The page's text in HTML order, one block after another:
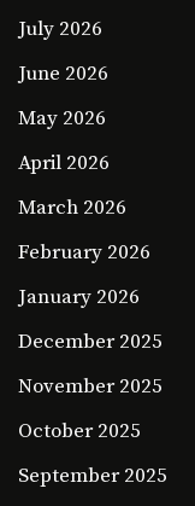
July 2026
June 2026
May 2026
April 2026
March 2026
February 2026
January 2026
December 2025
November 2025
October 2025
September 2025